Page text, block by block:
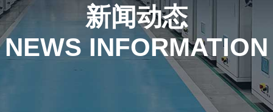
新闻动态
NEWS INFORMATION